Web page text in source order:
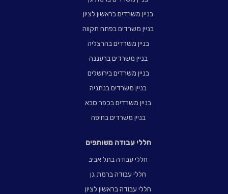
בניין משרדים בראשון לציון
בניין משרדים בפתח תקווה
בניין משרדים בהרצליה
בניין משרדים ברעננה
בניין משרדים בירושלים
בניין משרדים בנתניה
בניין משרדים בכפר סבא
בניין משרדים בחיפה
חללי עבודה משותפים
חללי עבודה בתל אביב
חללי עבודה ברמת גן
חללי עבודה בראשון לציון